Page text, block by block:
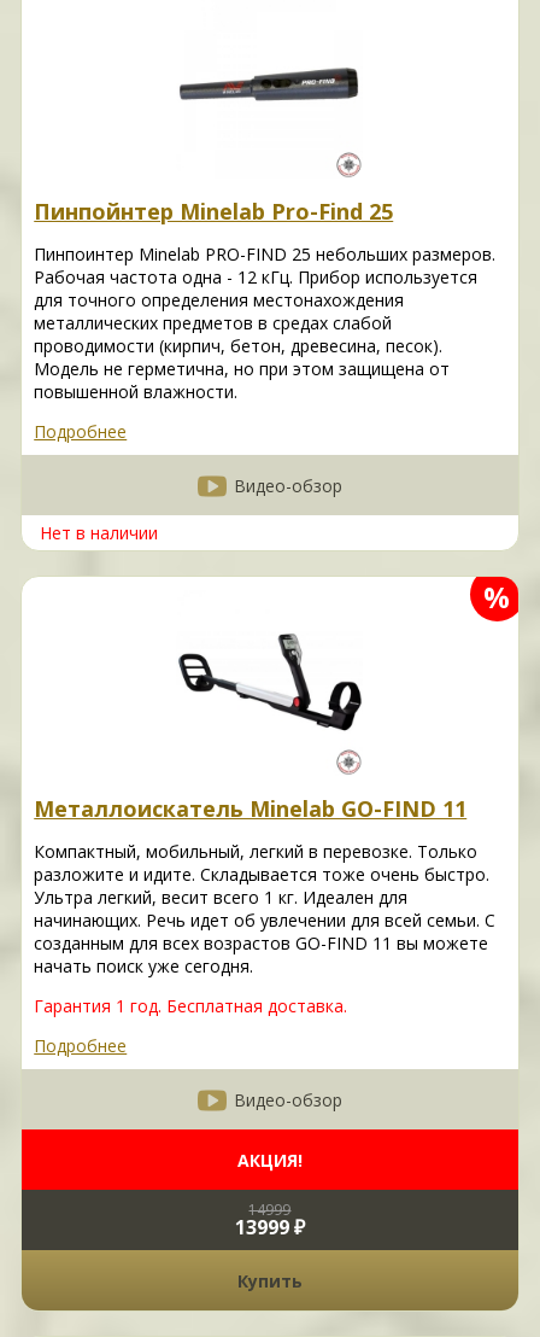
Пинпойнтер Minelab Pro-Find 25
Пинпоинтер Minelab PRO-FIND 25 небольших размеров.
Рабочая частота одна - 12 кГц. Прибор используется
для точного определения местонахождения
металлических предметов в средах слабой
проводимости (кирпич, бетон, древесина, песок).
Модель не герметична, но при этом защищена от
повышенной влажности.
Подробнее
Видео-обзор
Нет в наличии
%
Металлоискатель Minelab GO-FIND 11
Компактный, мобильный, легкий в перевозке. Только
разложите и идите. Складывается тоже очень быстро.
Ультра легкий, весит всего 1 кг. Идеален для
начинающих. Речь идет об увлечении для всей семьи. С
созданным для всех возрастов GO-FIND 11 вы можете
начать поиск уже сегодня.
Гарантия 1 год. Бесплатная доставка.
Подробнее
Видео-обзор
АКЦИЯ!
14999
13999 ₽
Купить